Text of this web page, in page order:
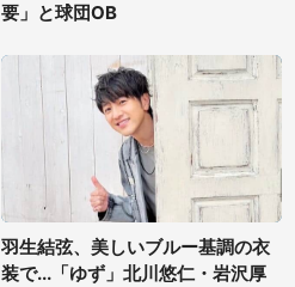
要」と球団OB
羽生結弦、美しいブルー基調の衣
装で...「ゆず」北川悠仁・岩沢厚